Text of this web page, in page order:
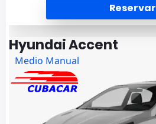
Reservar
Hyundai Accent
Medio Manual